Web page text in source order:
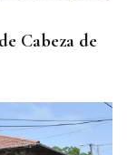
Cabeza de